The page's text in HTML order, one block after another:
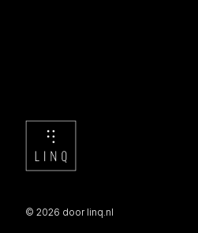
© 2026 door linq.nl